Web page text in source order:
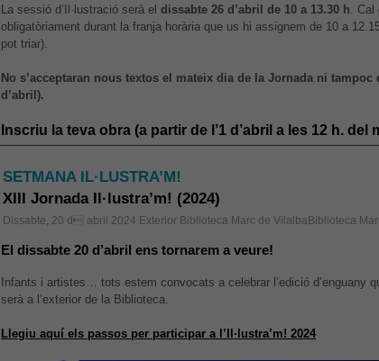
La sessió d’Il·lustració serà eldissabte 26 d’abril de 10 a 13.30 h .
obligatòriament durant la franja horària que us hi assignem de 10 a
pot triar).
No s’acceptaran nous textos el mateix dia de la Jornada ni tampoc
d’abril).
Inscriu la teva obra (a partir de l’1 d’abril a les 12 h. del
SETMANA IL·LUSTRA’M!
XIII Jornada Il·lustra’m! (2024)
Dissabte, 20 d abril 2024 Exterior Biblioteca Marc de VilalbaBiblioteca
El dissabte 20 d’abril ens tornarem a veure!
Infants i artistes… tots estem convocats a celebrar l’edició d’enguany
serà a l’exterior de la Biblioteca.
Llegiu aquí els passos per participar a l’Il·lustra’m! 2024